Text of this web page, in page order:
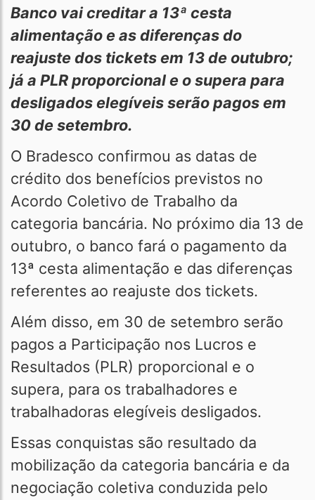
Banco vai creditar a 13ª cesta
alimentação e as diferenças do
reajuste dos tickets em 13 de outubro;
já a PLR proporcional e o supera para
desligados elegíveis serão pagos em
30 de setembro.
O Bradesco confirmou as datas de
crédito dos benefícios previstos no
Acordo Coletivo de Trabalho da
categoria bancária. No próximo dia 13 de
outubro, o banco fará o pagamento da
13ª cesta alimentação e das diferenças
referentes ao reajuste dos tickets.
Além disso, em 30 de setembro serão
pagos a Participação nos Lucros e
Resultados (PLR) proporcional e o
supera, para os trabalhadores e
trabalhadoras elegíveis desligados.
Essas conquistas são resultado da
mobilização da categoria bancária e da
negociação coletiva conduzida pelo